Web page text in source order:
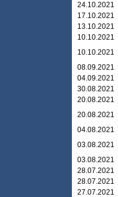
24.10.2021
17.10.2021
13.10.2021
10.10.2021
10.10.2021
08.09.2021
04.09.2021
30.08.2021
20.08.2021
20.08.2021
04.08.2021
03.08.2021
03.08.2021
28.07.2021
28.07.2021
27.07.2021